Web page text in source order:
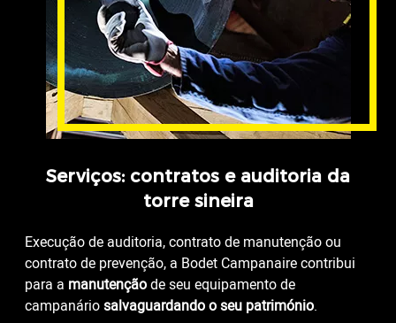
Serviços: contratos e auditoria da
torre sineira
Execução de auditoria, contrato de manutenção ou
contrato de prevenção, a Bodet Campanaire contribui
para a manutençãode seu equipamento de
campanáriosalvaguardando o seu património.